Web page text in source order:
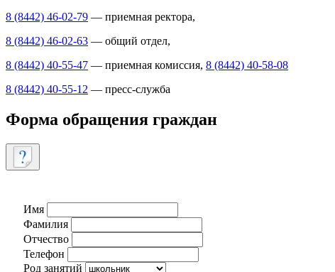
8 (8442) 46-02-79 — приемная ректора,
8 (8442) 46-02-63 — общий отдел,
8 (8442) 40-55-47 — приемная комиссия, 8 (8442) 40-58-08
8 (8442) 40-55-12 — пресс-служба
Форма обращения граждан
Имя
Фамилия
Отчество
Телефон
Род занятий